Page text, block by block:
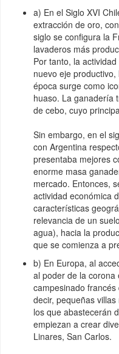
a) En el Siglo XVI
extracción de oro,
siglo se configura la
lavaderos más
Por tanto, la
nuevo eje
época surge como
huaso. La ganadería
de cebo, cuyo
Sin embargo, en el
con Argentina
presentaba mejores
enorme masa
mercado. Entonces,
actividad económica
características
relevancia de un
agua), hacia la
que se comienza a
b) En Europa, al
al poder de la corona
campesinado
decir, pequeñas
los que abastecerán
empiezan a crear
Linares, San Carlos.